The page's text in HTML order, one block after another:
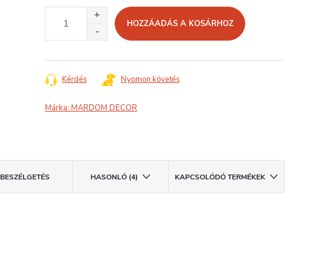
HOZZÁADÁS A KOSÁRHOZ
Kérdés Nyomon követés
Márka: MARDOM DECOR
BESZÉLGETÉS HASONLÓ (4) KAPCSOLÓDÓ TERMÉKEK